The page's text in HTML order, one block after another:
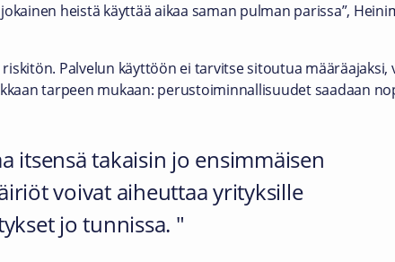
heistä käyttää aikaa saman pulman parissa”,
Palvelun käyttöön ei tarvitse sitoutua määräajaksi,
tarpeen mukaan: perustoiminnallisuudet saadaan
itsensä takaisin jo ensimmäisen
voivat aiheuttaa yrityksille
jo tunnissa.